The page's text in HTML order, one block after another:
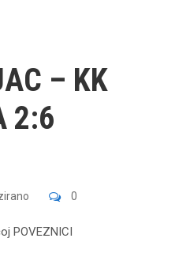
– KK
2:6
0
POVEZNICI